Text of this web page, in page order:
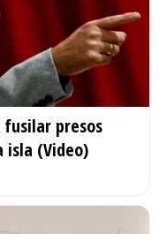
fusilar presos
isla (Video)